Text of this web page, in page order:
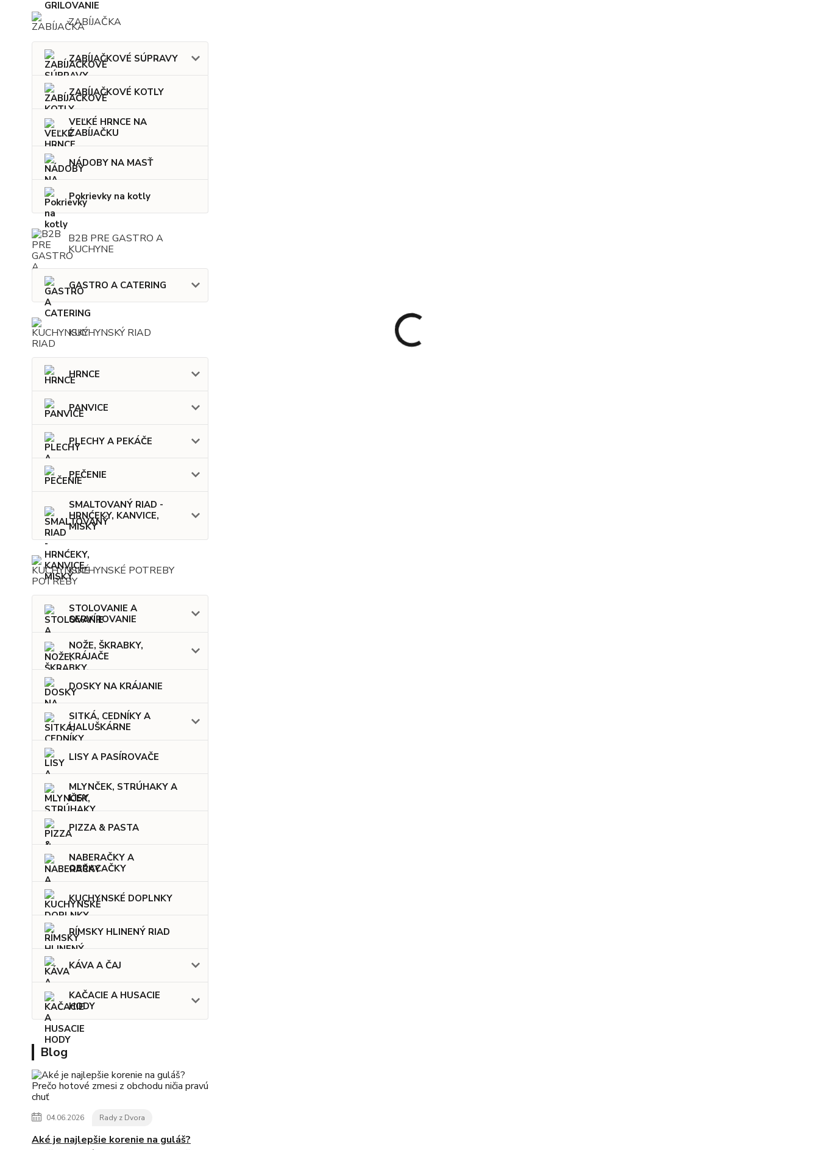
ZABÍJAČKA
ZABÍJAČKOVÉ SÚPRAVY
ZABÍJAČKOVÉ KOTLY
VEĽKÉ HRNCE NA
ZABÍJAČKU
NÁDOBY NA MASŤ
Pokrievky na kotly
B2B PRE GASTRO A
KUCHYNE
GASTRO A CATERING
KUCHYNSKÝ RIAD
HRNCE
PANVICE
PLECHY A PEKÁČE
PEČENIE
SMALTOVANÝ RIAD -
HRNĆEKY, KANVICE,
MISKY
KUCHYNSKÉ POTREBY
STOLOVANIE A
SERVÍROVANIE
NOŽE, ŠKRABKY,
KRÁJAČE
DOSKY NA KRÁJANIE
SITKÁ, CEDNÍKY A
HALUŠKÁRNE
LISY A PASÍROVAČE
MLYNČEK, STRÚHAKY A
LISY
PIZZA & PASTA
NABERAČKY A
OBRACAČKY
KUCHYNSKÉ DOPLNKY
RÍMSKY HLINENÝ RIAD
KÁVA A ČAJ
KAČACIE A HUSACIE
HODY
Blog
04.06.2026 Rady z Dvora
Aké je najlepšie korenie na guláš?